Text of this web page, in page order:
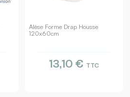
Alèse Forme Drap Housse
120x60cm
13,10 € TTC